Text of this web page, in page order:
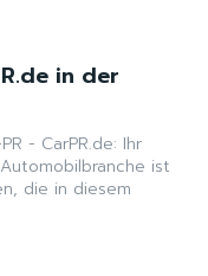
in der
- CarPR.de: Ihr
ist
die in diesem